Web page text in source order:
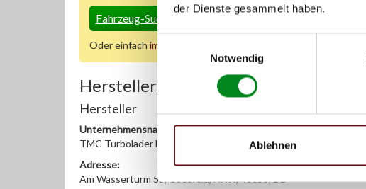
der Dienste gesammelt haben.
Einwilligungsauswahl
Notwendig
Ablehnen
Fahrzeug-Suche für AT-Turbolader
Oder einfach im Chat
Hersteller/EU Verantwortliche Person
Hersteller
Unternehmensname:
TMC Turbolader Manufaktur Coesfeld
Adresse:
Am Wasserturm 55, Coesfeld, NRW, 48653, DE